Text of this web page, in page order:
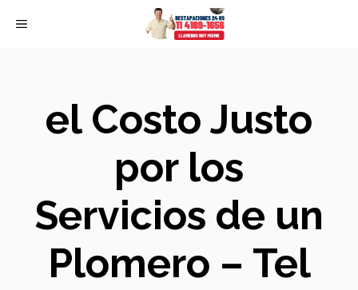
MENU
el Costo Justo
por los
Servicios de un
Plomero – Tel